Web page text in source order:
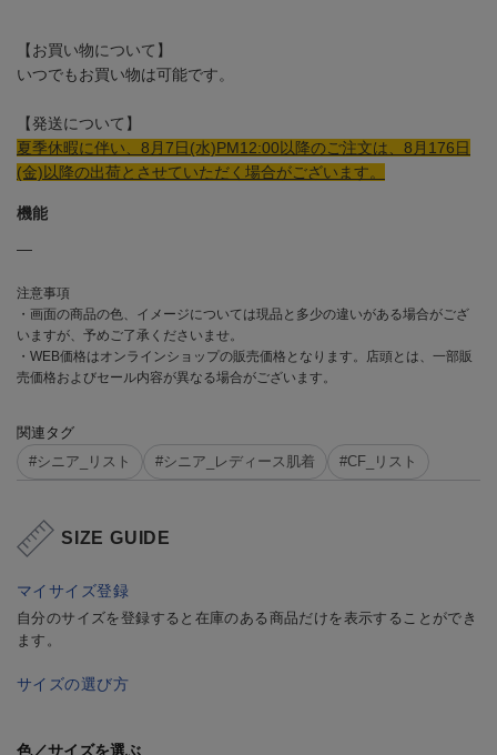
【お買い物について】
いつでもお買い物は可能です。
【発送について】
夏季休暇に伴い、8月7日(水)PM12:00以降のご注文は、8月176日
(金)以降の出荷とさせていただく場合がございます。
機能
―
注意事項
・画面の商品の色、イメージについては現品と多少の違いがある場合がござ
いますが、予めご了承くださいませ。
・WEB価格はオンラインショップの販売価格となります。店頭とは、一部販
売価格およびセール内容が異なる場合がございます。
関連タグ
#シニア_リスト
#シニア_レディース肌着 #CF_リスト
SIZE GUIDE
マイサイズ登録
自分のサイズを登録すると在庫のある商品だけを表示することができ
ます。
サイズの選び方
色／サイズを選ぶ